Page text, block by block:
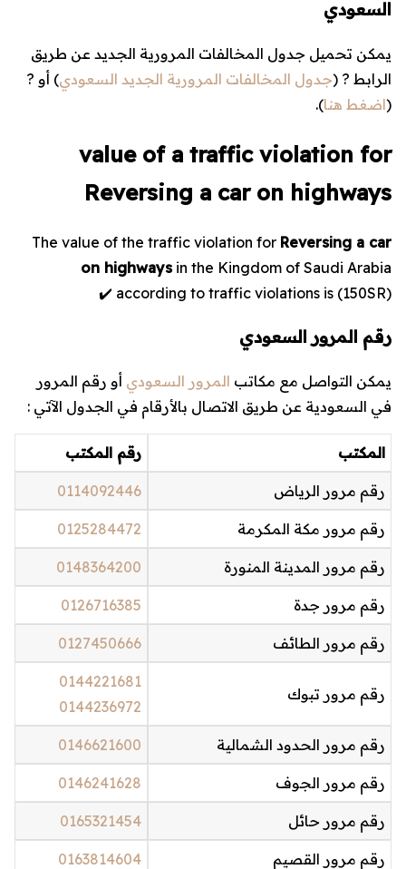
السعودي
يمكن تحميل جدول المخالفات المرورية الجديد عن طريق
الرابط ? (جدول المخالفات المرورية الجديد السعودي) أو ?
(اضغط هنا).
value of a traffic violation for
Reversing a car on highways
The value of the traffic violation for Reversing a car
on highways in the Kingdom of Saudi Arabia
according to traffic violations is (150SR) ✔️
رقم المرور السعودي
يمكن التواصل مع مكاتب المرور السعودي أو رقم المرور
في السعودية عن طريق الاتصال بالأرقام في الجدول الآتي :
المكتب رقم المكتب
رقم مرور الرياض 0114092446
رقم مرور مكة المكرمة 0125284472
رقم مرور المدينة المنورة 0148364200
رقم مرور جدة 0126716385
رقم مرور الطائف 0127450666
رقم مرور تبوك
0144221681
0144236972
رقم مرور الحدود الشمالية 0146621600
رقم مرور الجوف 0146241628
رقم مرور حائل 0165321454
رقم مرور القصيم 0163814604